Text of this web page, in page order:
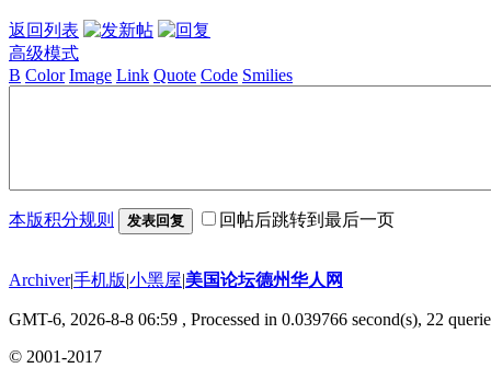
返回列表
高级模式
B Color Image Link Quote Code Smilies
本版积分规则 发表回复 回帖后跳转到最后一页
Archiver|手机版|小黑屋|美国论坛德州华人网
GMT-6, 2026-8-8 06:59 , Processed in 0.039766 second(s), 22
© 2001-2017